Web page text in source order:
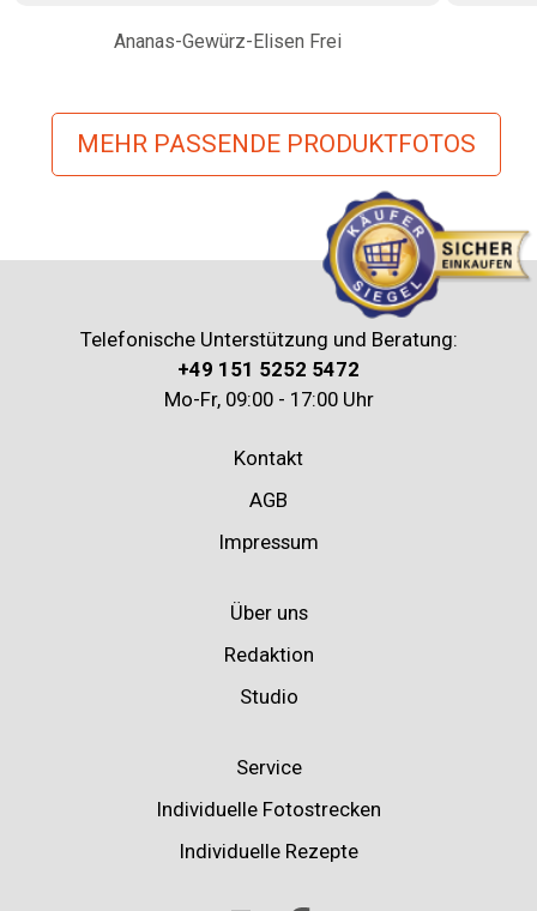
Ananas-Gewürz-Elisen Frei
MEHR PASSENDE PRODUKTFOTOS
Telefonische Unterstützung und Beratung:
+49 151 5252 5472
Mo-Fr, 09:00 - 17:00 Uhr
Kontakt
AGB
Impressum
Über uns
Redaktion
Studio
Service
Individuelle Fotostrecken
Individuelle Rezepte